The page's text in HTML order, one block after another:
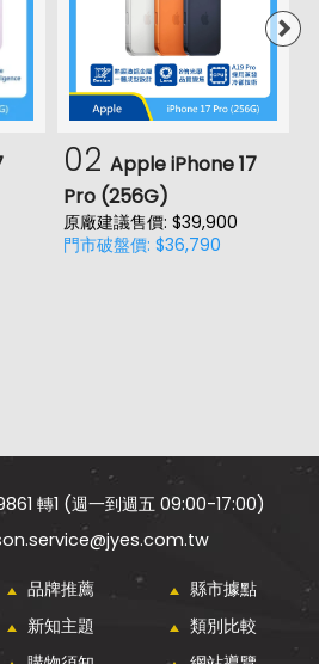
02 Apple iPhone 17
Pro (256G)
原廠建議售價: $39,900
門市破盤價: $36,790
轉1 (週一到週五 09:00-17:00)
品牌推薦
縣市據點
新知主題
類別比較